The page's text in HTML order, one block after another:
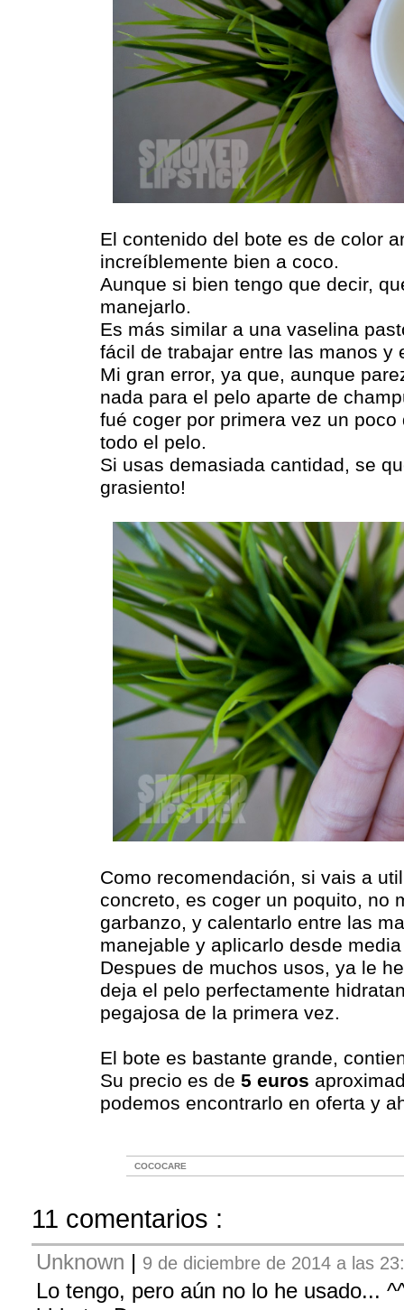
El contenido del bote es de color
increíblemente bien a coco.
Aunque si bien tengo que decir,
manejarlo.
Es más similar a una vaselina
fácil de trabajar entre las manos y
Mi gran error, ya que, aunque
nada para el pelo aparte de
fué coger por primera vez un
todo el pelo.
Si usas demasiada cantidad, se
grasiento!
Como recomendación, si vais a
concreto, es coger un poquito, no
garbanzo, y calentarlo entre las
manejable y aplicarlo desde
Despues de muchos usos, ya le
deja el pelo perfectamente
pegajosa de la primera vez.
El bote es bastante grande,
Su precio es de 5 euros
podemos encontrarlo en oferta y
COCOCARE
11 comentarios :
Unknown | 9 de diciembre de 2014 a las
Lo tengo, pero aún no lo he usado...